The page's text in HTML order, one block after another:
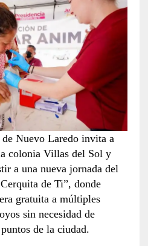
Nuevo Laredo invita a
colonia Villas del Sol y
a una nueva jornada del
de Ti”, donde
gratuita a múltiples
sin necesidad de
de la ciudad.